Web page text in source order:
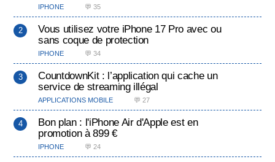
IPHONE 💬 35
Vous utilisez votre iPhone 17 Pro avec ou
sans coque de protection
IPHONE 💬 34
CountdownKit : l’application qui cache un
service de streaming illégal
APPLICATIONS MOBILE 💬 27
Bon plan : l'iPhone Air d'Apple est en
promotion à 899 €
IPHONE 💬 24